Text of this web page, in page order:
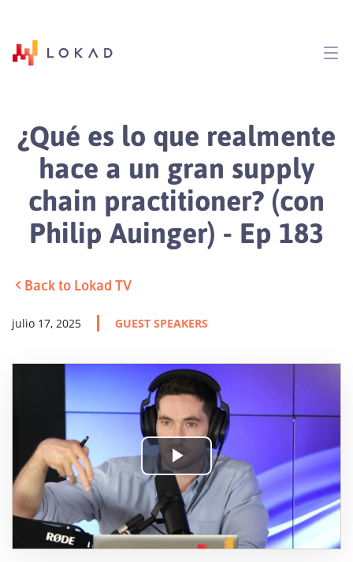
¿Qué es lo que realmente
hace a un gran supply
chain practitioner? (con
Philip Auinger) - Ep 183
Back to Lokad TV
julio 17, 2025 GUEST SPEAKERS
Play
Video